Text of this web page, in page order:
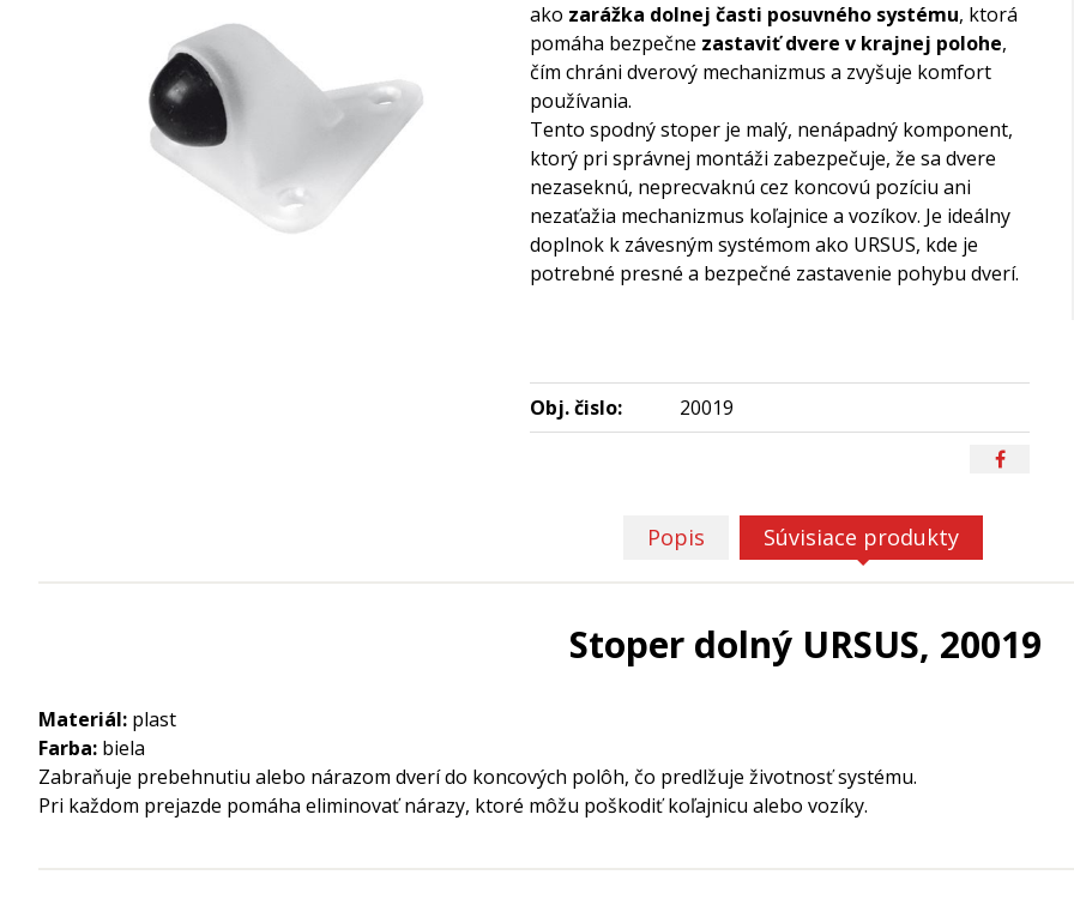
ako zarážka dolnej časti posuvného systému, ktorá
pomáha bezpečne zastaviť dvere v krajnej polohe,
čím chráni dverový mechanizmus a zvyšuje komfort
používania.
Tento spodný stoper je malý, nenápadný komponent,
ktorý pri správnej montáži zabezpečuje, že sa dvere
nezaseknú, neprecvaknú cez koncovú pozíciu ani
nezaťažia mechanizmus koľajnice a vozíkov. Je ideálny
doplnok k závesným systémom ako URSUS, kde je
potrebné presné a bezpečné zastavenie pohybu dverí.
Obj. čislo: 20019
Popis Súvisiace produkty
Stoper dolný URSUS, 20019
Materiál: plast
Farba: biela
Zabraňuje prebehnutiu alebo nárazom dverí do koncových polôh, čo predlžuje životnosť systému.
Pri každom prejazde pomáha eliminovať nárazy, ktoré môžu poškodiť koľajnicu alebo vozíky.